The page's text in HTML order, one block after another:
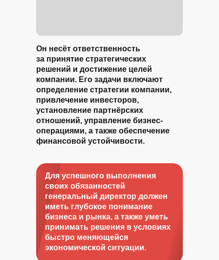
Он несёт ответственность
за принятие стратегических
решений и достижение целей
компании. Его задачи включают
определение стратегии компании,
привлечение инвесторов,
установление партнёрских
отношений, управление бизнес-
операциями, а также обеспечение
финансовой устойчивости.
Для успешного выполнения
своих обязанностей
генеральный директор должен
иметь глубокое понимание
бизнеса и рынка, а также уметь
принимать решения в условиях
быстро меняющейся
экономической ситуации.